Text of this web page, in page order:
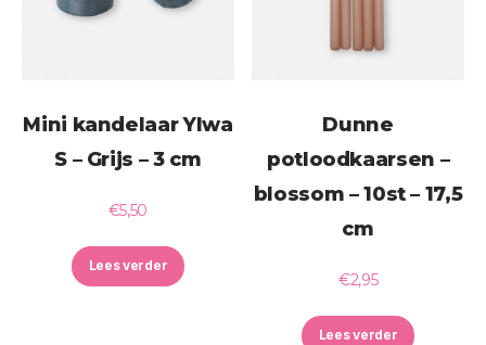
Mini kandelaar Ylwa
S – Grijs – 3 cm
€5,50
Lees verder
Dunne
potloodkaarsen –
blossom – 10st – 17,5
cm
€2,95
Lees verder